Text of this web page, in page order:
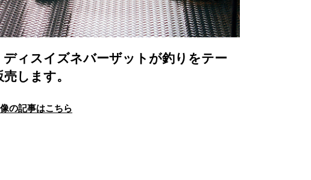
ィスイズネバーザットが釣りをテー
します。
の記事はこちら